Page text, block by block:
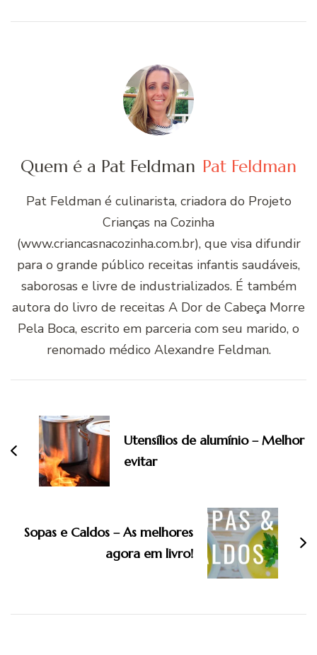
Quem é a Pat Feldman Pat Feldman
Pat Feldman é culinarista, criadora do Projeto
Crianças na Cozinha
(www.criancasnacozinha.com.br), que visa difundir
para o grande público receitas infantis saudáveis,
saborosas e livre de industrializados. É também
autora do livro de receitas A Dor de Cabeça Morre
Pela Boca, escrito em parceria com seu marido, o
renomado médico Alexandre Feldman.
post
Utensílios de alumínio – Melhor
evitar
Sopas e Caldos – As melhores
agora em livro!